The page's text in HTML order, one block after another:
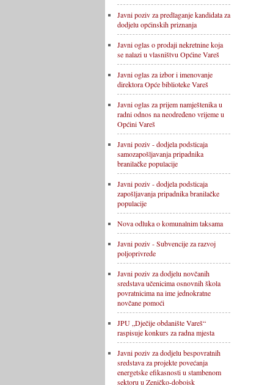
Javni poziv za predlaganje kandidata za
dodjelu općinskih priznanja
Javni oglas o prodaji nekretnine koja
se nalazi u vlasništvu Općine Vareš
Javni oglas za izbor i imenovanje
direktora Opće biblioteke Vareš
Javni oglas za prijem namještenika u
radni odnos na neodređeno vrijeme u
Općini Vareš
Javni poziv - dodjela podsticaja
samozapošljavanja pripadnika
branilačke populacije
Javni poziv - dodjela podsticaja
zapošljavanja pripadnika branilačke
populacije
Nova odluka o komunalnim taksama
Javni poziv - Subvencije za razvoj
poljoprivrede
Javni poziv za dodjelu novčanih
sredstava učenicima osnovnih škola
povratnicima na ime jednokratne
novčane pomoći
JPU „Dječije obdanište Vareš“
raspisuje konkurs za radna mjesta
Javni poziv za dodjelu bespovratnih
sredstava za projekte povećanja
energetske efikasnosti u stambenom
sektoru u Zeničko-dobojsk